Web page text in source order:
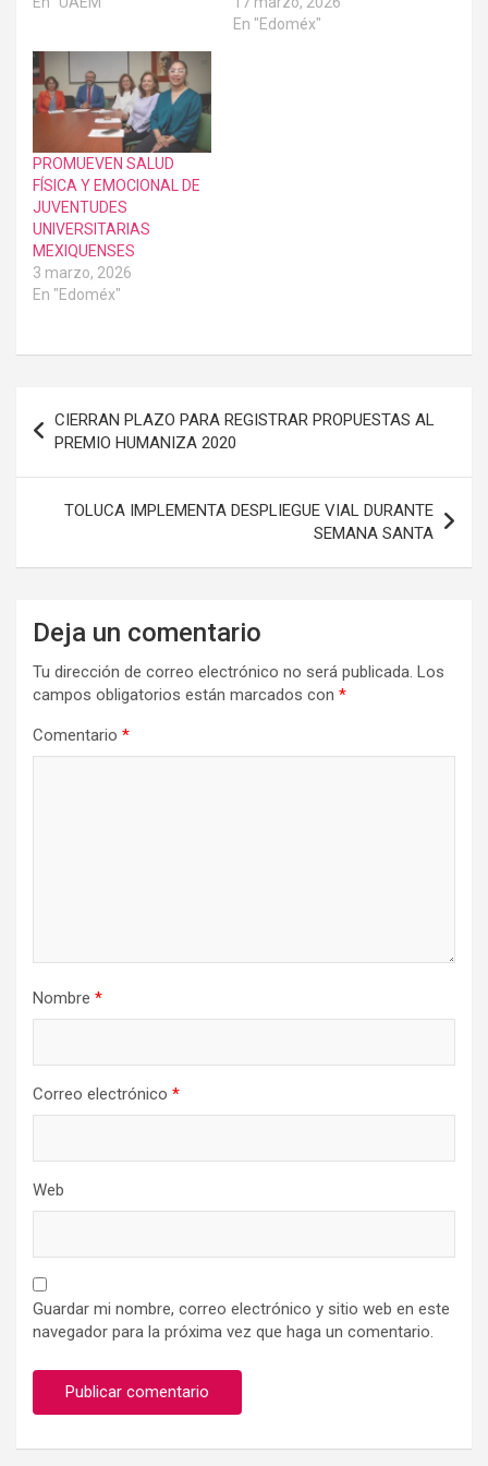
En "Edoméx"
PROMUEVEN SALUD
FÍSICA Y EMOCIONAL DE
JUVENTUDES
UNIVERSITARIAS
MEXIQUENSES
3 marzo, 2026
En "Edoméx"
de
entradas
CIERRAN PLAZO PARA REGISTRAR PROPUESTAS AL
PREMIO HUMANIZA 2020
TOLUCA IMPLEMENTA DESPLIEGUE VIAL DURANTE
SEMANA SANTA
Deja un comentario
Tu dirección de correo electrónico no será publicada. Los
campos obligatorios están marcados con *
Comentario *
Nombre *
Correo electrónico *
Web
Guardar mi nombre, correo electrónico y sitio web en este
navegador para la próxima vez que haga un comentario.